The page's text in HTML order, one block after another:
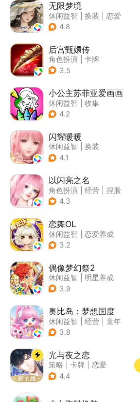
无限梦境
休闲益智 换装
恋爱
| 乙女
4.8
后宫甄嬛传
角色扮演
卡牌
| 架空历史
3.5
小公主苏菲亚爱画画
休闲益智
收集
| 儿童游戏
4.2
闪耀暖暖
休闲益智
换装
| 女性向
4.1
以闪亮之名
角色扮演 经营
捏脸
| 二次元
4.3
恋舞OL
休闲益智
恋爱养成
| 仙侠
3.2
偶像梦幻祭2
休闲益智
明星养成
| 音乐
3.9
奥比岛：梦想国度
休闲益智 经营
童年
| 萌系
3.8
光与夜之恋
策略 卡牌
恋爱
| 乙女
4.4